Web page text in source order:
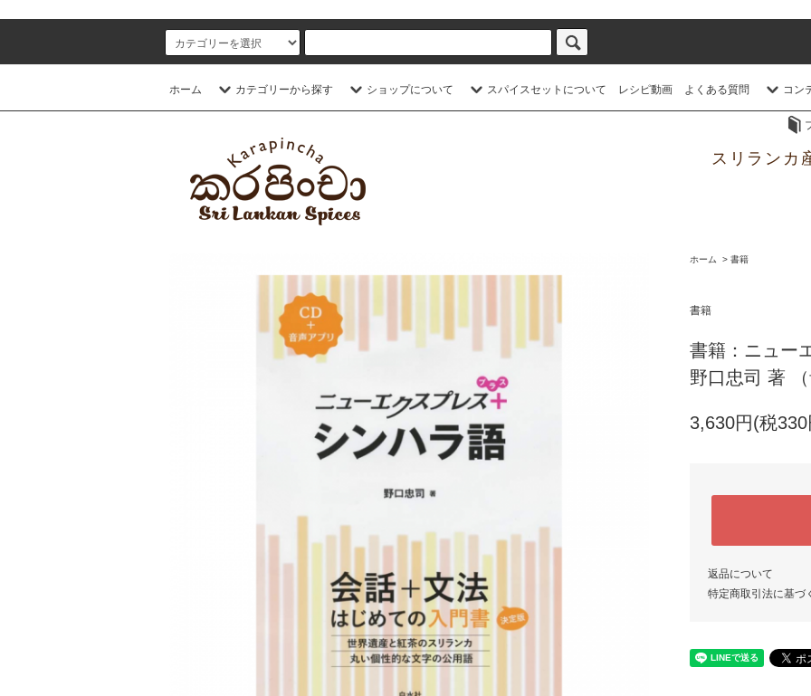
ホーム カテゴリーから探す ショップについて スパイスセットについて レシピ動画 よくある質問 コン
スリランカ
ホーム > 書籍
書籍
書籍：ニュー
野口忠司 著
3,630円(税
返品について
特定商取引法に基づ